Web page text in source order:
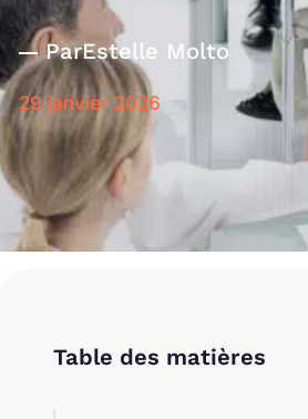
ParEstelle Molto
29 janvier 2026